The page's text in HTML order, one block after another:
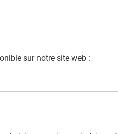
sur notre site web :